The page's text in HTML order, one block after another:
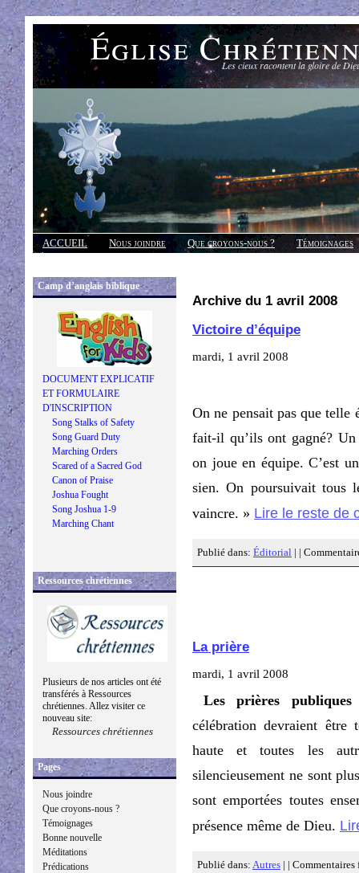
Église Les cieux racontent la gloire de
ACCUEIL Nous joindre Que croyons-nous ?
Témoignages
Réponses
Camp d’anglais biblique
DOCUMENT EXPLICATIF
ET FORMULAIRE
D'INSCRIPTION
Song Stalks of Safety
Song Guard Duty
Marching Orders
Scared of a Sacred God
Canon of Praise
Joshua Fought
Song Joshua 1-9
Marching Chant
Ressources chrétiennes
Plusieurs de nos articles ont été
transférés à Ressources
chrétiennes. Allez visiter ce
nouveau site:
Ressources chrétiennes
Pages
Nous joindre
Que croyons-nous ?
Témoignages
Bonne nouvelle
Méditations
Prédications
Archive du 1 avril 2008
Victoire d’équipe
mardi, 1 avril 2008
On ne pensait pas que telle
fait-il qu’ils ont gagné?
on joue en équipe. C’est
sien. On poursuivait tous
vaincre. » Lire le reste de
Publié dans: Éditorial | |
La prière
mardi, 1 avril 2008
Les prières
célébration devraient
haute et toutes les
silencieusement ne sont
sont emportées toutes
présence même de Dieu.
Publié dans: Autres | | Commentaires